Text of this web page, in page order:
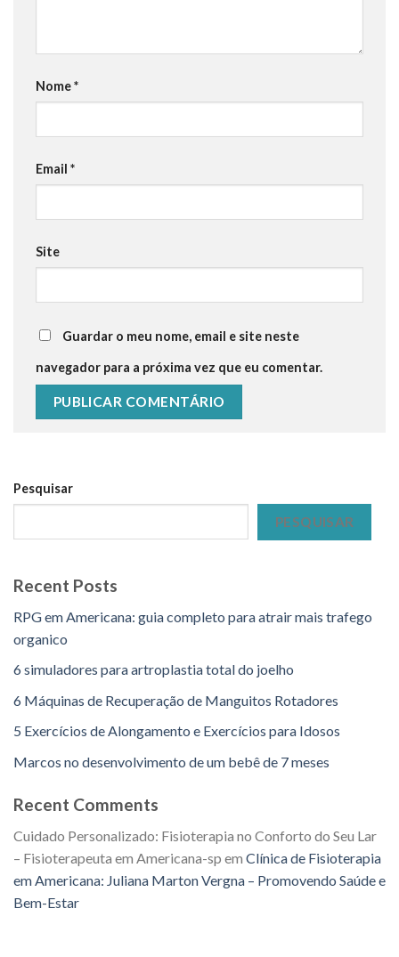
Nome*
Email *
Site
Guardar o meu nome, email e site neste
navegador para a próxima vez que eu comentar.
Pesquisar
PESQUISAR
Recent Posts
RPG em Americana: guia completo para atrair mais trafego
organico
6 simuladores para artroplastia total do joelho
6 Máquinas de Recuperação de Manguitos Rotadores
5 Exercícios de Alongamento e Exercícios para Idosos
Marcos no desenvolvimento de um bebê de 7 meses
Recent Comments
Cuidado Personalizado: Fisioterapia no Conforto do Seu Lar
– Fisioterapeuta em Americana-sp em Clínica de Fisioterapia
em Americana: Juliana Marton Vergna – Promovendo Saúde e
Bem-Estar